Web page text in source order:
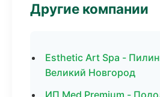
Другие компании
Esthetic Art Spa -
Великий Новгород
ИП Med Premium -